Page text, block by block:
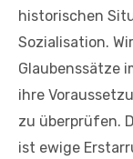
historischen
Sozialisation.
Glaubenssätze
ihre
zu überprüfen.
ist ewige